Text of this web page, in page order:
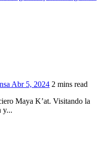
Abr 5, 2024 2 mins read
y...